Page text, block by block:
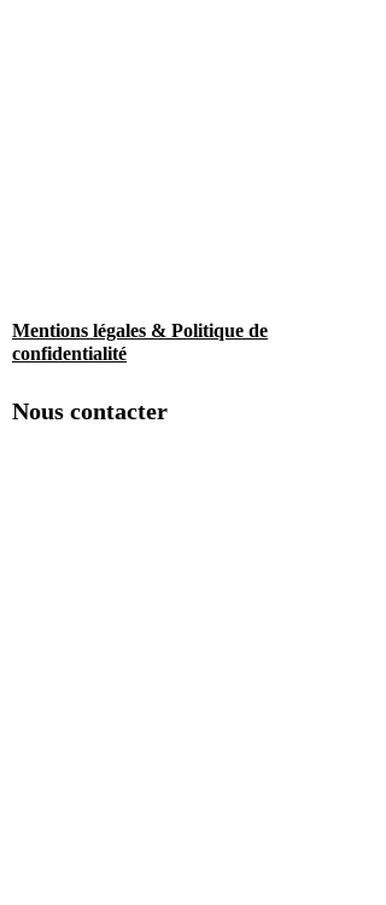
Mentions légales & Politique de
confidentialité
Nous contacter